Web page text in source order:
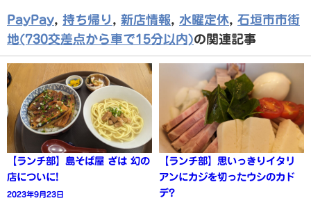
PayPay, 持ち帰り , 新店情報, 水曜定休, 石垣市市街
地(730交差点から車で15分以内)の関連記事
【ランチ部】島そば屋 ざは 幻の
店についに!
2023年9月23日
【ランチ部】思いっきりイタリ
アンにカジを切ったウシのカド
デ?